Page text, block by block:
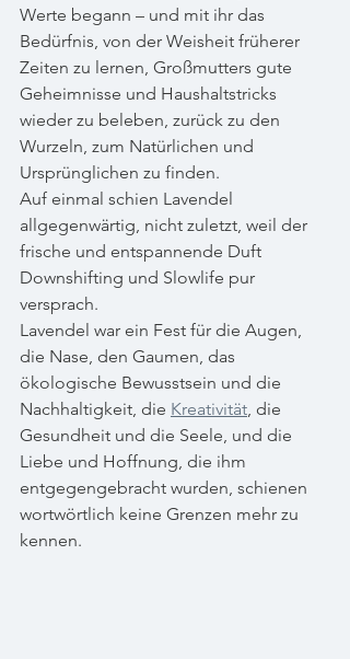
Werte begann – und mit ihr das
Bedürfnis, von der Weisheit früherer
Zeiten zu lernen, Großmutters gute
Geheimnisse und Haushaltstricks
wieder zu beleben, zurück zu den
Wurzeln, zum Natürlichen und
Ursprünglichen zu finden.
Auf einmal schien Lavendel
allgegenwärtig, nicht zuletzt, weil der
frische und entspannende Duft
Downshifting und Slowlife pur
versprach.
Lavendel war ein Fest für die Augen,
die Nase, den Gaumen, das
ökologische Bewusstsein und die
Nachhaltigkeit, die Kreativität , die
Gesundheit und die Seele, und die
Liebe und Hoffnung, die ihm
entgegengebracht wurden, schienen
wortwörtlich keine Grenzen mehr zu
kennen.